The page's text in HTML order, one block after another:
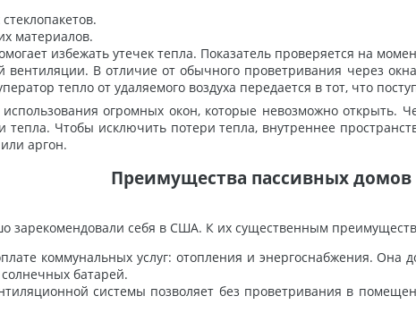
материалов.
избежать утечек тепла. Показатель проверяется на
вентиляции. В отличие от обычного проветривания через
тепло от удаляемого воздуха передается в тот, что
использования огромных окон, которые невозможно открыть.
тепла. Чтобы исключить потери тепла, внутреннее
аргон.
Преимущества пассивных домов
зарекомендовали себя в США. К их существенным
коммунальных услуг: отопления и энергоснабжения. Она
батарей.
системы позволяет без проветривания в